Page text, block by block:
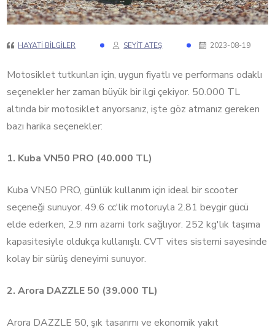
HAYATI BILGILER SEYIT ATEŞ 2023-08-19
Motosiklet tutkunları için, uygun fiyatlı ve performans odaklı
seçenekler her zaman büyük bir ilgi çekiyor. 50.000 TL
altında bir motosiklet arıyorsanız, işte göz atmanız gereken
bazı harika seçenekler:
1. Kuba VN50 PRO (40.000 TL)
Kuba VN50 PRO, günlük kullanım için ideal bir scooter
seçeneği sunuyor. 49.6 cc'lik motoruyla 2.81 beygir gücü
elde ederken, 2.9 nm azami tork sağlıyor. 252 kg'lık taşıma
kapasitesiyle oldukça kullanışlı. CVT vites sistemi sayesinde
kolay bir sürüş deneyimi sunuyor.
2. Arora DAZZLE 50 (39.000 TL)
Arora DAZZLE 50, şık tasarımı ve ekonomik yakıt